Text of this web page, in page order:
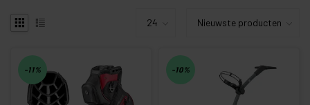
-11% -10%